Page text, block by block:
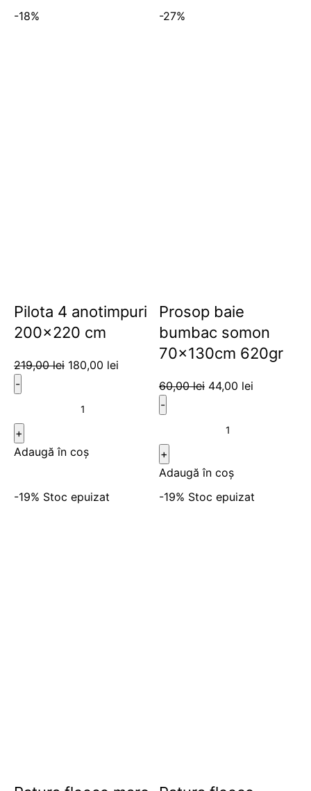
-18%
Pilota 4 anotimpuri
200×220 cm
219,00lei 180,00 lei
Adaugă în coș
-27%
Prosop baie
bumbac somon
70x130cm 620gr
60,00lei 44,00 lei
Adaugă în coș
-19% Stoc epuizat -19% Stoc epuizat